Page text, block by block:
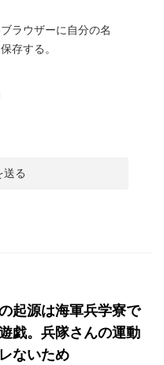
ラウザーに自分の名
存する。
起源は海軍兵学寮で
戯。兵隊さんの運動
ないため